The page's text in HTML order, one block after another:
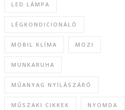
LED LÁMPA
LÉGKONDICIONÁLÓ
MOBIL KLÍMA MOZI
MUNKARUHA
MŰANYAG NYÍLÁSZÁRÓ
MŰSZAKI CIKKEK NYOMDA